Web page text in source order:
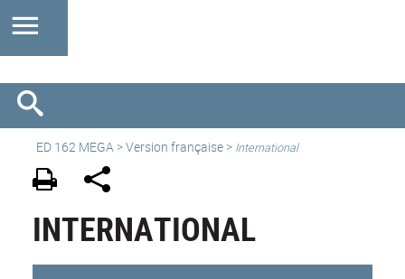
ED 162 MEGA >Version française > International
INTERNATIONAL